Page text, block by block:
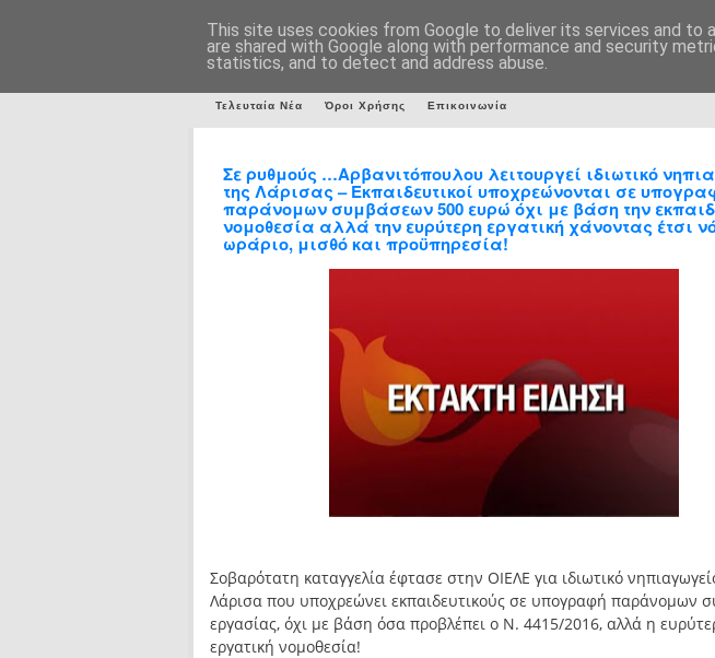
Τελευταία Νέα Όροι Χρήσης Επικοινωνία
Σε ρυθμούς …Αρβανιτόπουλου λειτουργεί ιδιωτικό
της Λάρισας – Εκπαιδευτικοί υποχρεώνονται σε
παράνομων συμβάσεων 500 ευρώ όχι με βάση την
νομοθεσία αλλά την ευρύτερη εργατική χάνοντας έτσι
ωράριο, μισθό και προϋπηρεσία!
Σοβαρότατη καταγγελία έφτασε στην ΟΙΕΛΕ για ιδιωτικό
Λάρισα που υποχρεώνει εκπαιδευτικούς σε υπογραφή παράνομων
εργασίας, όχι με βάση όσα προβλέπει ο Ν. 4415/2016, αλλά η
εργατική νομοθεσία!
This site uses cookies from Google to deliver its services and to
are shared with Google along with performance and security
statistics, and to detect and address abuse.